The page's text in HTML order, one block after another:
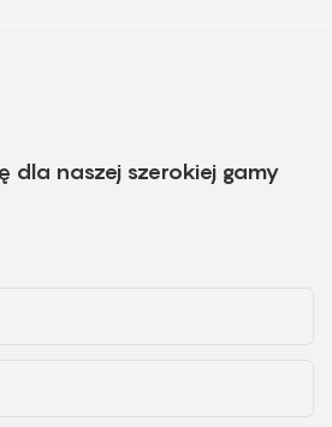
dla naszej szerokiej gamy